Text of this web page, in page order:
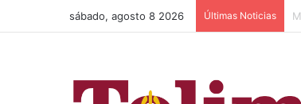
sábado, agosto 8 2026 Últimas Noticias